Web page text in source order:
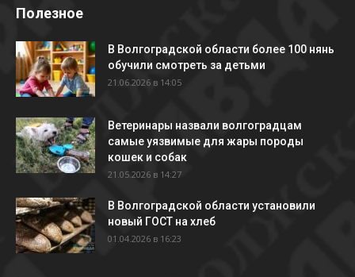
Полезное
В Волгоградской области более 100 нянь
обучили смотреть за детьми
21.06.2026 в 14:05
Ветеринары назвали волгоградцам
самые уязвимые для жары породы
кошек и собак
21.05.2026 в 14:27
В Волгоградской области установили
новый ГОСТ на хлеб
01.04.2026 в 16:23